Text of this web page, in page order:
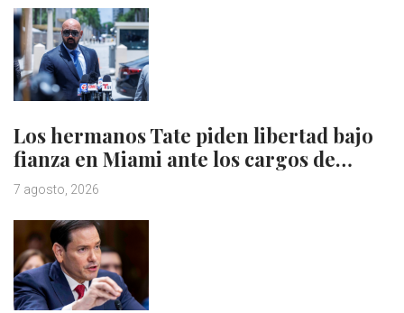
Los hermanos Tate piden libertad bajo
fianza en Miami ante los cargos de…
7 agosto, 2026